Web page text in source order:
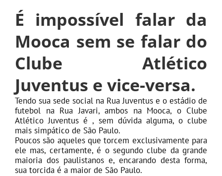
É impossível falar da
Mooca sem se falar do
Clube Atlético
Juventus e vice-versa.
Tendo sua sede social na Rua Juventus e o estádio de
futebol na Rua Javari, ambos na Mooca, o Clube
Atlético Juventus é , sem dúvida alguma, o clube
mais simpático de São Paulo.
Poucos são aqueles que torcem exclusivamente para
ele mas, certamente, é o segundo clube da grande
maioria dos paulistanos e, encarando desta forma,
sua torcida é a maior de São Paulo.